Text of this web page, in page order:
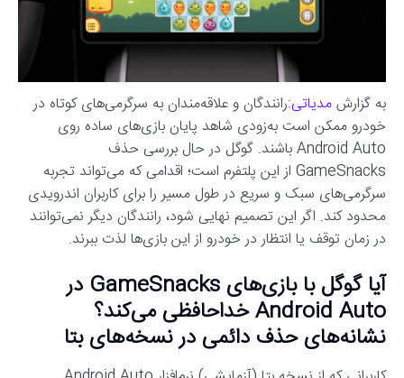
به گزارشمدیاتی:رانندگان و علاقه‌مندان به سرگرمی‌های کوتاه در
خودرو ممکن است به‌زودی شاهد پایان بازی‌های ساده روی
Android Auto باشند. گوگل در حال بررسی حذف
GameSnacks از این پلتفرم است؛ اقدامی که می‌تواند تجربه
سرگرمی‌های سبک و سریع در طول مسیر را برای کاربران اندرویدی
محدود کند. اگر این تصمیم نهایی شود، رانندگان دیگر نمی‌توانند
در زمان توقف یا انتظار در خودرو از این بازی‌ها لذت ببرند.
آیا گوگل با بازی‌های GameSnacks در
Android Auto خداحافظی می‌کند؟
نشانه‌های حذف دائمی در نسخه‌های بتا